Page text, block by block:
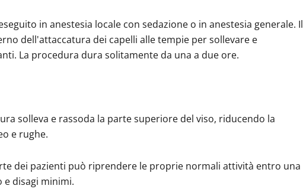
in anestesia locale con sedazione o in anestesia generale. Il
dell'attaccatura dei capelli alle tempie per sollevare e
La procedura dura solitamente da una a due ore.
solleva e rassoda la parte superiore del viso, riducendo la
e rughe.
dei pazienti può riprendere le proprie normali attività entro una
disagi minimi.